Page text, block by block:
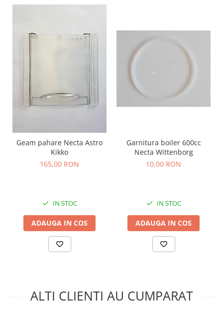
Geam pahare Necta Astro
Kikko
165,00 RON
IN STOC
ADAUGA IN COS
Garnitura boiler 600cc
Necta Wittenborg
10,00 RON
IN STOC
ADAUGA IN COS
ALTI CLIENTI AU CUMPARAT